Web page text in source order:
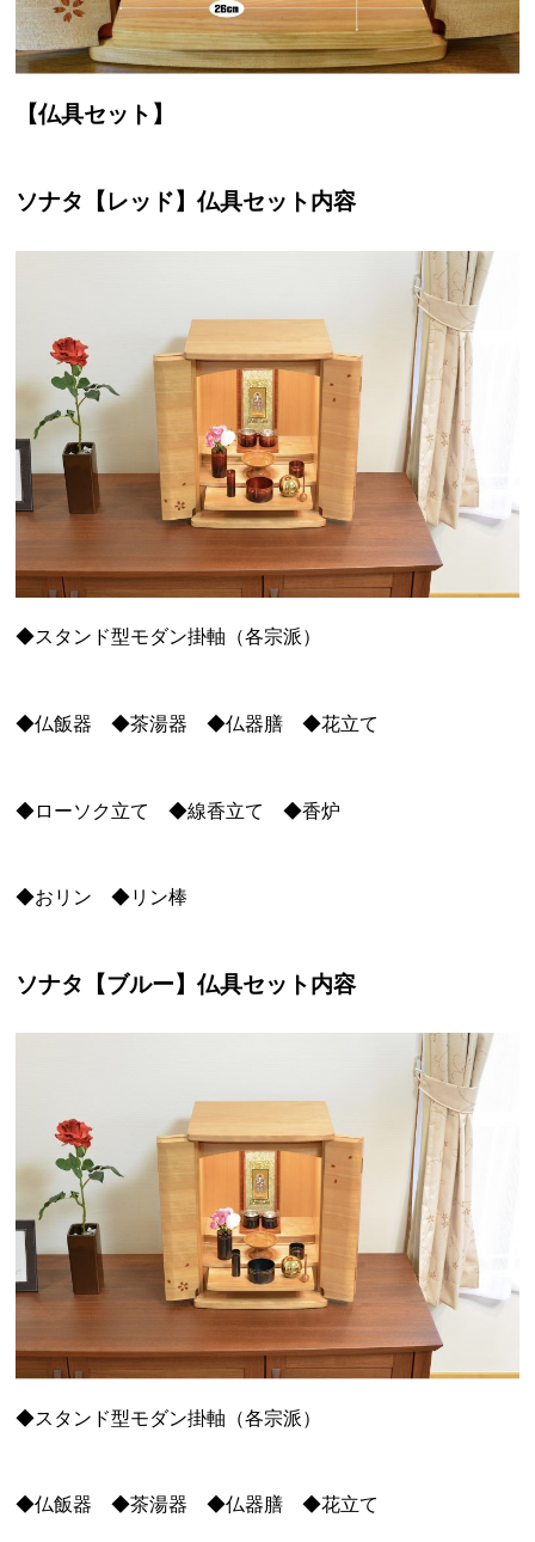
【仏具セット】
ソナタ【レッド】仏具セット内容
◆スタンド型モダン掛軸（各宗派）
◆仏飯器 ◆茶湯器 ◆仏器膳 ◆花立て
◆ローソク立て ◆線香立て ◆香炉
◆おリン ◆リン棒
ソナタ【ブルー】仏具セット内容
◆スタンド型モダン掛軸（各宗派）
◆仏飯器 ◆茶湯器 ◆仏器膳 ◆花立て